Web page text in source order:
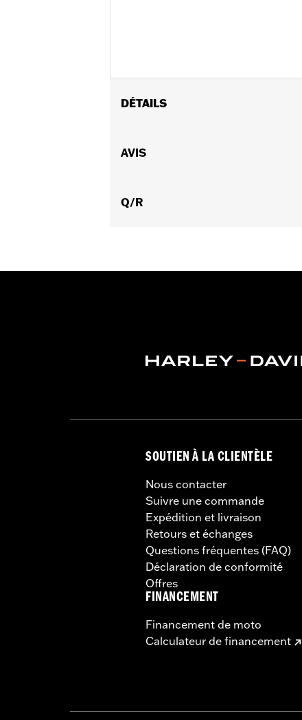
DÉTAILS
Caractéristiques fonctionnelles:
Glove Style:
AVIS
Q/R
SOUTIEN À LA CLIENTÈLE
Nous contacter
Suivre une commande
Expédition et livraison
Retours et échanges
Questions fréquentes (FAQ)
Déclaration de conformité
Offres
FINANCEMENT
Financement de moto
Calculateur de financement